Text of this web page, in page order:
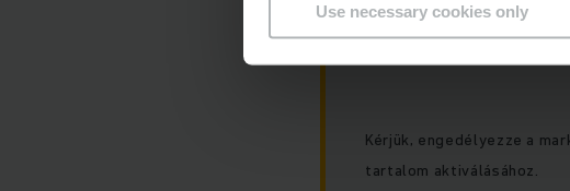
Use necessary cookies only
Kérjük, engedélyezze a
tartalom aktiválásához.